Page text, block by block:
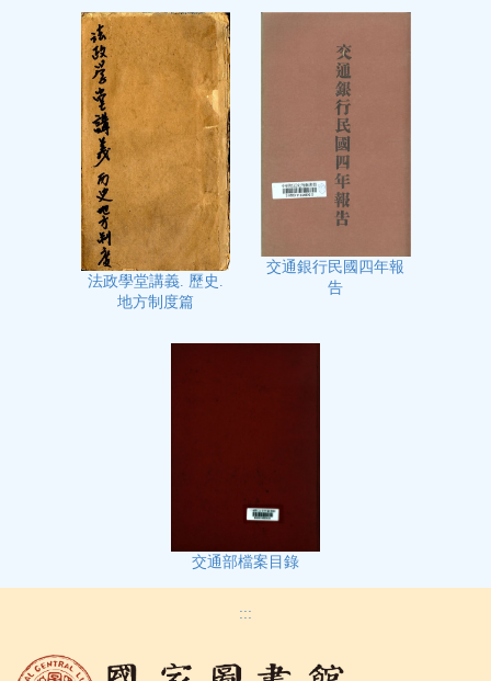
法政學堂講義. 歷史.
地方制度篇
交通銀行民國四年報
告
交通部檔案目錄
:::